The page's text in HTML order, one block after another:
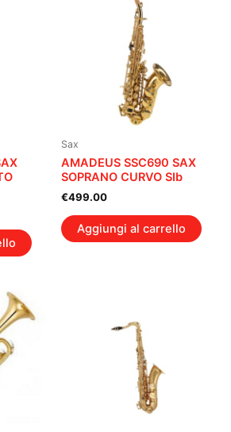
Sax
AMADEUS SSC690 SAX
SOPRANO CURVO SIb
€499.00
Aggiungi al carrello